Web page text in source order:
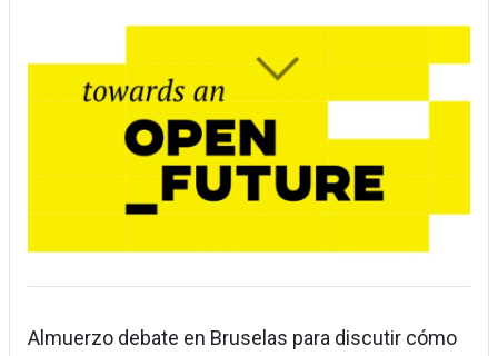
Almuerzo debate en Bruselas para discutir cómo